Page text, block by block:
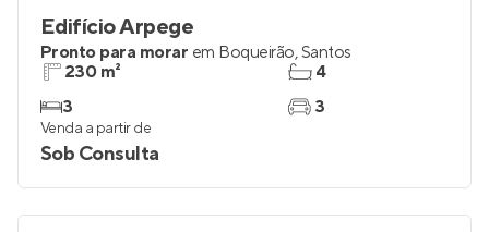
Edifício Arpege
Pronto para morar em Boqueirão,Santos
230 m²
3
4
3
Venda a partir de
Sob Consulta